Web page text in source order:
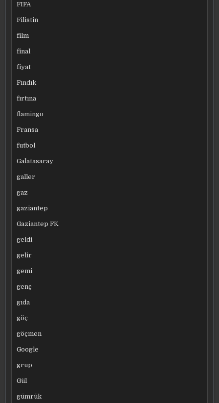
FIFA
Filistin
film
final
fiyat
Fındık
fırtına
flamingo
Fransa
futbol
Galatasaray
galler
gaz
gaziantep
Gaziantep FK
geldi
gelir
gemi
genç
gıda
göç
göçmen
Google
grup
Gül
gümrük